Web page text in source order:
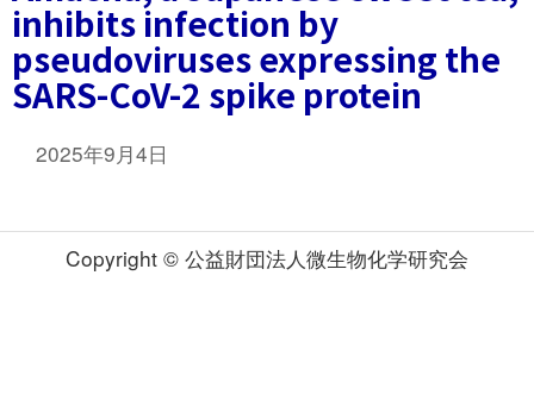
inhibits infection by
pseudoviruses expressing the
SARS-CoV-2 spike protein
2025年9月4日
Copyright © 公益財団法人微生物化学研究会